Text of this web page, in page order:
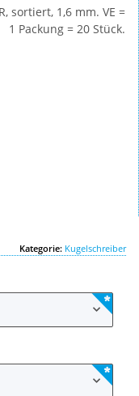
Kategorie: Kugelschreiber